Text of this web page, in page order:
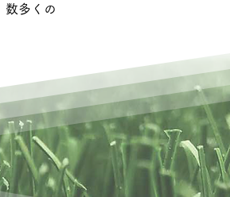
数多くの